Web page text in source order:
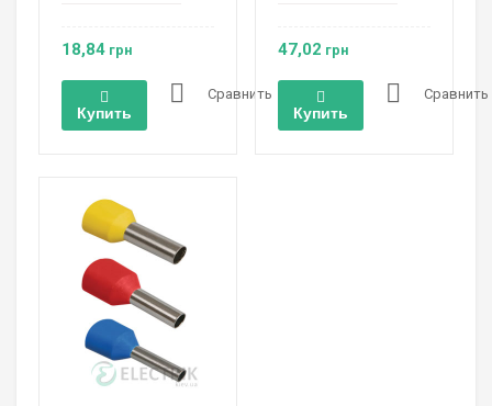
18,84 грн
Купить
Сравнить
47,02 грн
Купить
Сравнить